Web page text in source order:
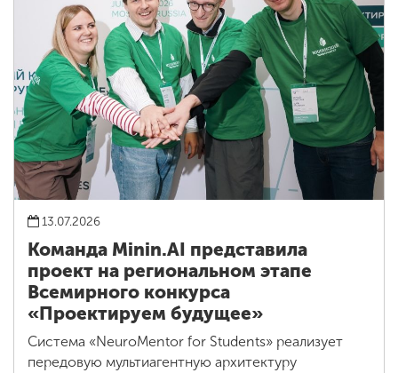
13.07.2026
Команда Minin.AI представила
проект на региональном этапе
Всемирного конкурса
«Проектируем будущее»
Система «NeuroMentor for Students» реализует
передовую мультиагентную архитектуру